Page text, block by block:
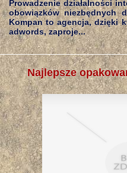
Prowadzenie działalności
obowiązków niezbędnych
Kompan to agencja, dzięki
adwords, zaproje...
Najlepsze